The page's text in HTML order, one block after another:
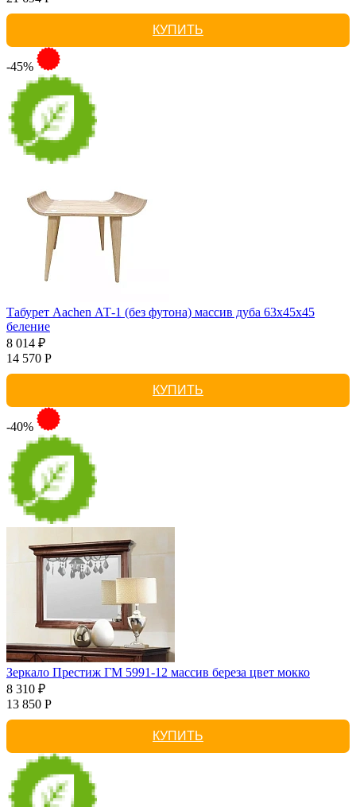
КУПИТЬ
-45%
Табурет Aachen АТ-1 (без футона) массив дуба 63х45х45
беление
8 014 ₽
14 570 Р
КУПИТЬ
-40%
Зеркало Престиж ГМ 5991-12 массив береза цвет мокко
8 310 ₽
13 850 Р
КУПИТЬ